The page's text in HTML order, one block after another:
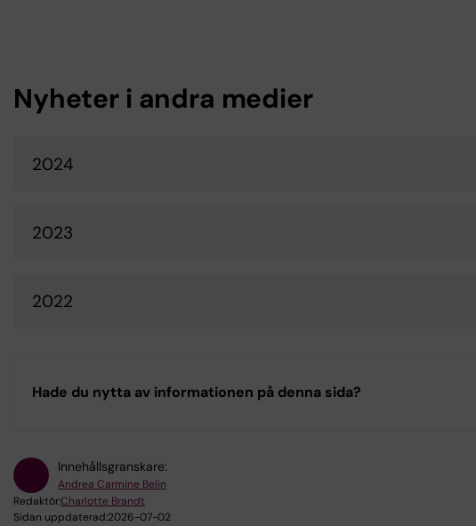
Nyheter i andra medier
2024
2023
2022
Hade du nytta av informationen på denna sida?
Innehållsgranskare:
Andrea Carmine Belin
Redaktör:Charlotte Brandt
Sidan uppdaterad:2026-07-02